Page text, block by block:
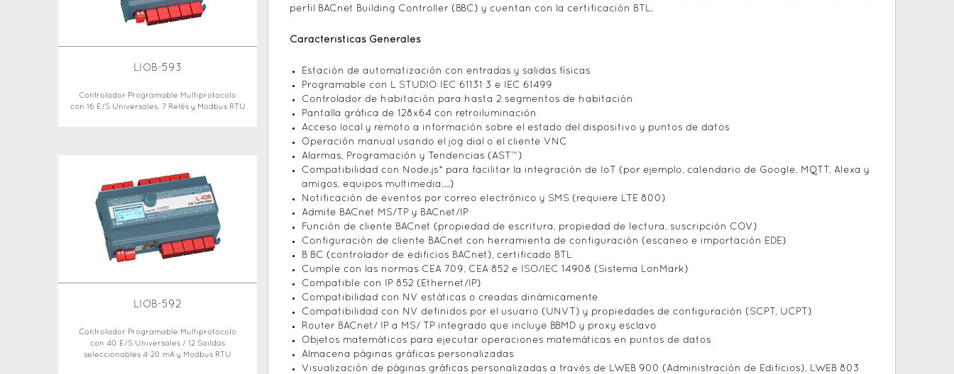
perfil BACnet Building Controller (BBC) y cuentan con la certificación BTL.
Características Generales
Estación de automatización con entradas y salidas físicas
Programable con L STUDIO IEC 61131 3 e IEC 61499
Controlador de habitación para hasta 2 segmentos de habitación
Pantalla gráfica de 128x64 con retroiluminación
Acceso local y remoto a información sobre el estado del dispositivo y puntos de datos
Operación manual usando el jog dial o el cliente VNC
Alarmas, Programación y Tendencias (AST™)
Compatibilidad con Node.js* para facilitar la integración de IoT (por ejemplo, calendario de Google, MQTT, Alexa y
amigos, equipos multimedia,...)
Notificación de eventos por correo electrónico y SMS (requiere LTE 800)
Admite BACnet MS/TP y BACnet/IP
Función de cliente BACnet (propiedad de escritura, propiedad de lectura, suscripción COV)
Configuración de cliente BACnet con herramienta de configuración (escaneo e importación EDE)
B BC (controlador de edificios BACnet), certificado BTL
Cumple con las normas CEA 709, CEA 852 e ISO/IEC 14908 (Sistema LonMark)
Compatible con IP 852 (Ethernet/IP)
Compatibilidad con NV estáticas o creadas dinámicamente
Compatibilidad con NV definidos por el usuario (UNVT) y propiedades de configuración (SCPT, UCPT)
Router BACnet/ IP a MS/ TP integrado que incluye BBMD y proxy esclavo
Objetos matemáticos para ejecutar operaciones matemáticas en puntos de datos
Almacena páginas gráficas personalizadas
Visualización de páginas gráficas personalizadas a través de LWEB 900 (Administración de Edificios), LWEB 803
LIOB-593
Controlador Programable Multiprotocolo
con 16 E/S Universales, 7 Relés y Modbus RTU
LIOB-592
Controlador Programable Multiprotocolo
con 40 E/S Universales / 12 Saildas
seleccionables 4-20 mA y Modbus RTU